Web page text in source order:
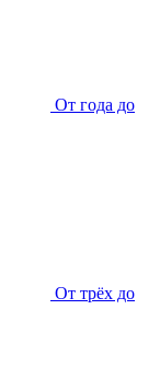
От года до
От трёх до